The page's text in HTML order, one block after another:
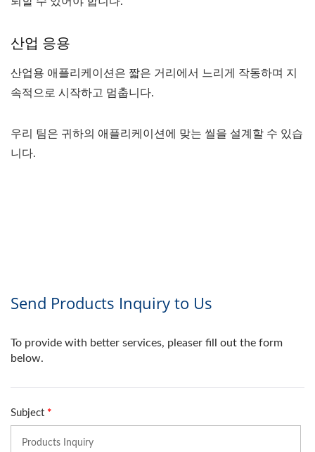
산업 응용
산업용 애플리케이션은 짧은 거리에서 느리게 작동하며 지
속적으로 시작하고 멈춥니다.
우리 팀은 귀하의 애플리케이션에 맞는 씰을 설계할 수 있습
니다.